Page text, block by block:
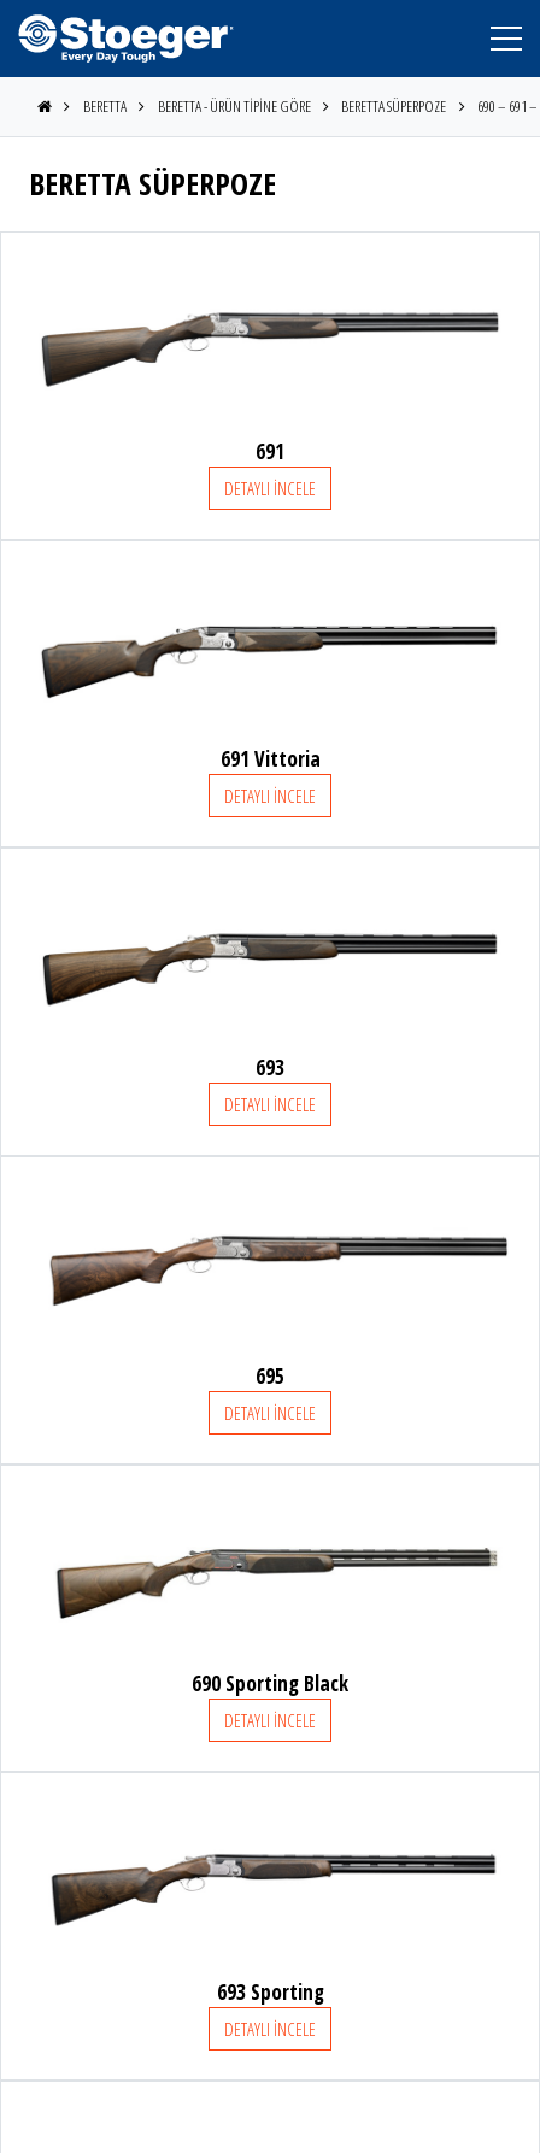
STOEGER
BENELLİ
FRANCHI
BURRIS
SATIŞ DESTEK
ONLINE SHOP
BERETTA BERETTA - ÜRÜN TİPİNE GÖRE BERETTA SÜPERPOZE 690 – 691
BERETTA SÜPERPOZE
691
DETAYLI İNCELE
691 Vittoria
DETAYLI İNCELE
693
DETAYLI İNCELE
695
DETAYLI İNCELE
690 Sporting Black
DETAYLI İNCELE
693 Sporting
DETAYLI İNCELE